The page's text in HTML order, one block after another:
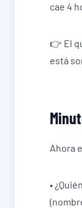
cae 4
👉 El
está
Ahora
•